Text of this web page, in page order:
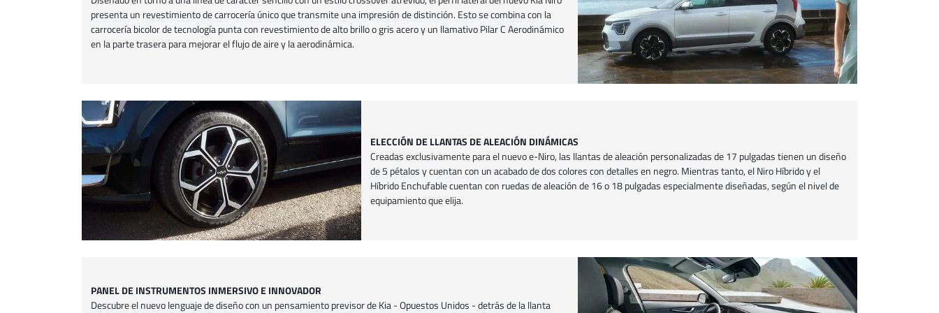
presenta un revestimiento de carrocería único que transmite una impresión de distinción. Esto se combina con la
carrocería bicolor de tecnología punta con revestimiento de alto brillo o gris acero y un llamativo Pilar C Aerodinámico
en la parte trasera para mejorar el flujo de aire y la aerodinámica.
ELECCIÓN DE LLANTAS DE ALEACIÓN DINÁMICAS
Creadas exclusivamente para el nuevo e-Niro, las llantas de aleación personalizadas de 17 pulgadas tienen un diseño
de 5 pétalos y cuentan con un acabado de dos colores con detalles en negro. Mientras tanto, el Niro Híbrido y el
Híbrido Enchufable cuentan con ruedas de aleación de 16 o 18 pulgadas especialmente diseñadas, según el nivel de
equipamiento que elija.
PANEL DE INSTRUMENTOS INMERSIVO E INNOVADOR
Descubre el nuevo lenguaje de diseño con un pensamiento previsor de Kia - Opuestos Unidos - detrás de la llanta